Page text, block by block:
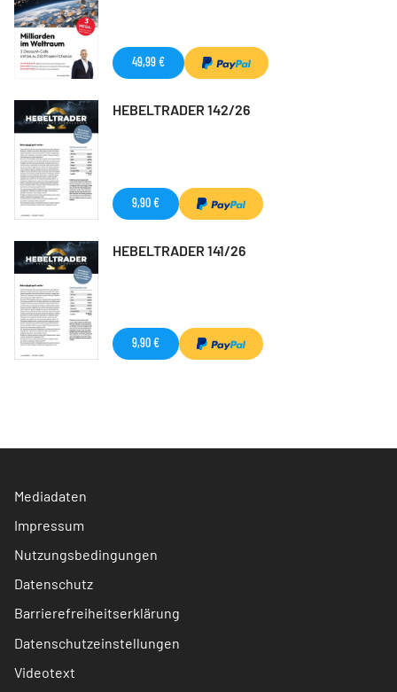
49,99 €
HEBELTRADER 142/26
9,90 €
HEBELTRADER 141/26
9,90 €
Mediadaten
Impressum
Nutzungsbedingungen
Datenschutz
Barrierefreiheitserklärung
Datenschutzeinstellungen
Videotext